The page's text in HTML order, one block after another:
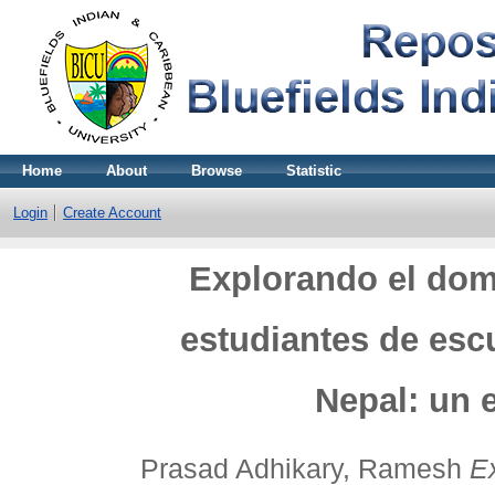
Home About Browse Statistic
Login Create Account
Explorando el
estudiantes de
Nepal: un
Prasad Adhikary, Ramesh